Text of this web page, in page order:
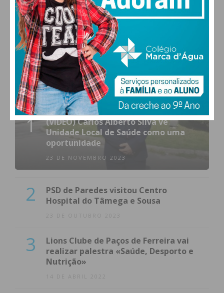
MAIS POPULARES
1
(VÍDEO) Carlos Alberto Silva vê
Unidade Local de Saúde como uma
oportunidade
23 DE NOVEMBRO 2023
2
PSD de Paredes visitou Centro
Hospital do Tâmega e Sousa
23 DE OUTUBRO 2023
3
Lions Clube de Paços de Ferreira vai
realizar palestra «Saúde, Desporto e
Nutrição»
14 DE ABRIL 2022